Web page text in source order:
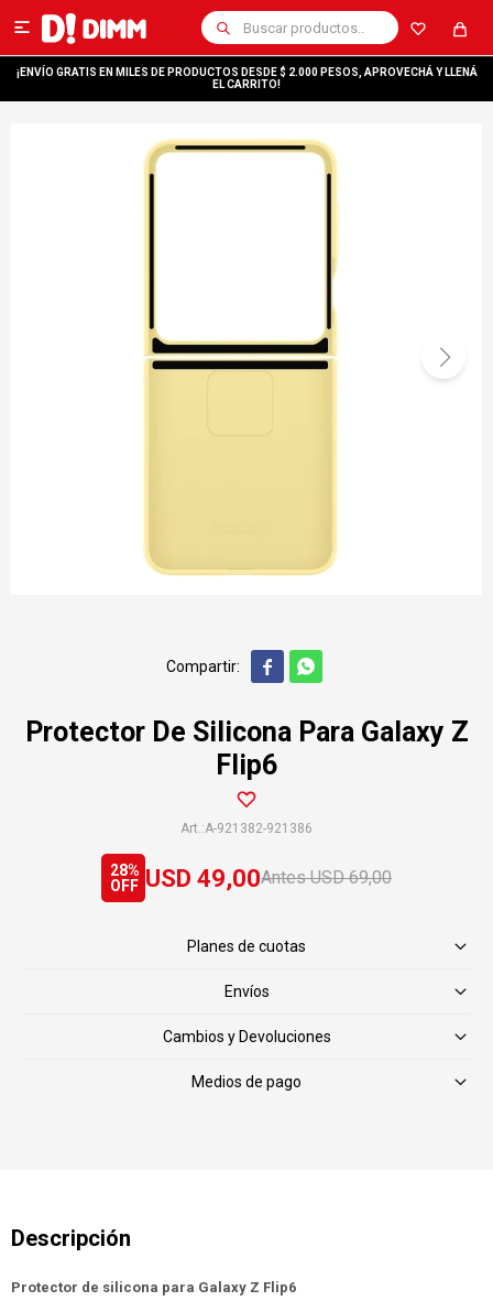

¡ENVÍO GRATIS EN MILES DE PRODUCTOS DESDE $ 2.000 PESOS, APROVECHÁ Y LLENÁ
EL CARRITO!
 
Protector De Silicona Para Galaxy Z
Flip6
A-921382-921386
USD 49,00 USD 69,00
28
Planes de cuotas
Envíos
Cambios y Devoluciones
Medios de pago
Protector de silicona para Galaxy Z Flip6